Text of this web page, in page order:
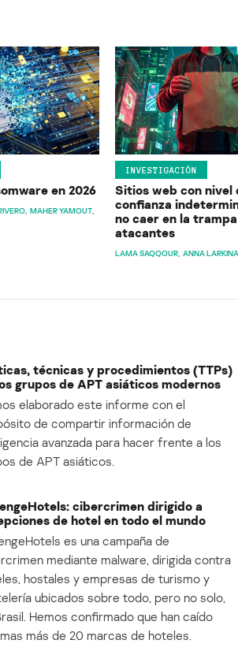
en 2026
MAHER YAMOUT
INVESTIGACIÓN
Sitios web con nivel
confianza
no caer en la
atacantes
LAMA SAQQOUR ANNA LARKINA
técnicas y procedimientos (TTPs)
grupos de APT asiáticos modernos
elaborado este informe con el
de compartir información de
avanzada para hacer frente a los
de APT asiáticos.
cibercrimen dirigido a
de hotel en todo el mundo
es una campaña de
mediante malware, dirigida contra
hostales y empresas de turismo y
ubicados sobre todo, pero no solo,
Hemos confirmado que han caído
más de 20 marcas de hoteles.